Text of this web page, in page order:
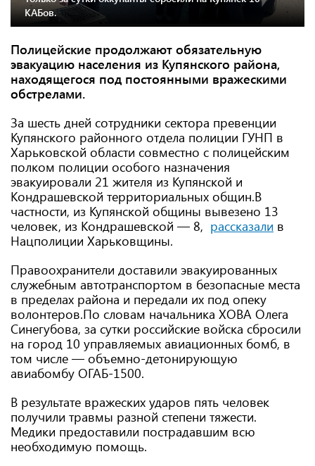
КАБов.
Полицейские продолжают обязательную
эвакуацию населения из Купянского района,
находящегося под постоянными вражескими
обстрелами.
За шесть дней сотрудники сектора превенции
Купянского районного отдела полиции ГУНП в
Харьковской области совместно с полицейским
полком полиции особого назначения
эвакуировали 21 жителя из Купянской и
Кондрашевской территориальных общин.В
частности, из Купянской общины вывезено 13
человек, из Кондрашевской — 8, рассказали в
Нацполиции Харьковщины.
Правоохранители доставили эвакуированных
служебным автотранспортом в безопасные места
в пределах района и передали их под опеку
волонтеров.По словам начальника ХОВА Олега
Синегубова, за сутки российские войска сбросили
на город 10 управляемых авиационных бомб, в
том числе — объемно-детонирующую
авиабомбу ОГАБ-1500.
В результате вражеских ударов пять человек
получили травмы разной степени тяжести.
Медики предоставили пострадавшим всю
необходимую помощь.